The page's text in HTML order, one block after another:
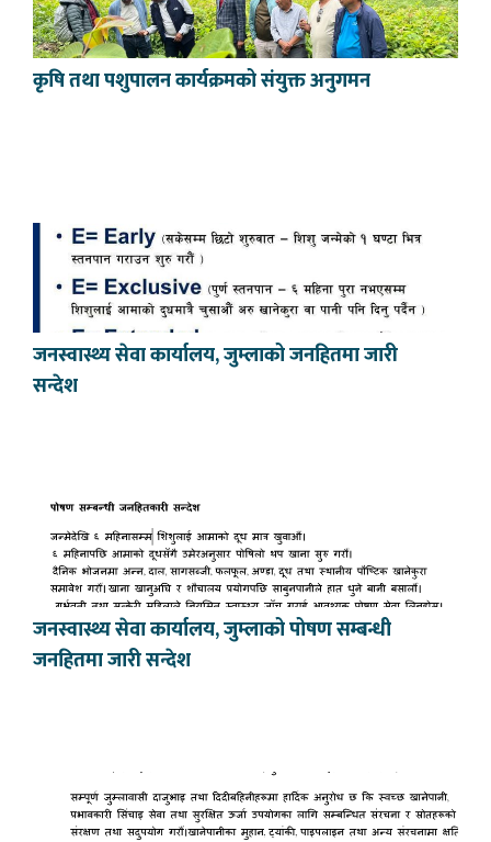
कृषि तथा पशुपालन कार्यक्रमको संयुक्त अनुगमन
जनस्वास्थ्य सेवा कार्यालय, जुम्लाको जनहितमा जारी
सन्देश
जनस्वास्थ्य सेवा कार्यालय, जुम्लाको पोषण सम्बन्धी
जनहितमा जारी सन्देश